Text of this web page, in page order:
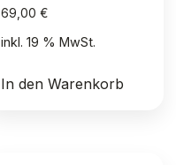
69,00€
inkl. 19 % MwSt.
In den Warenkorb